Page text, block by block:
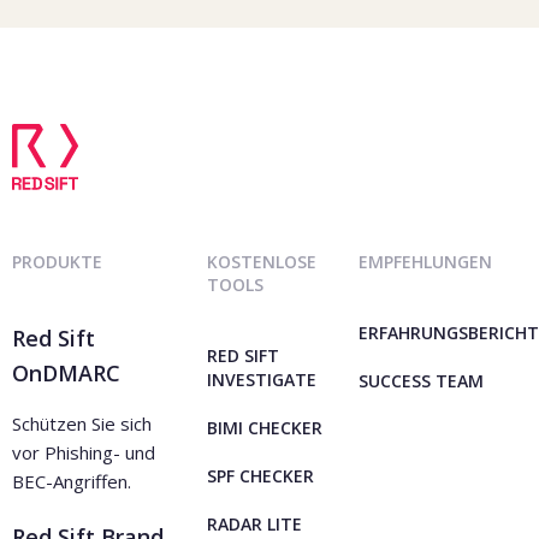
gespeichert und gemäß unserer
Datenschutzrichtlinie und geltender
Gesetze behandelt. Wenn Sie möchten,
dies bitte mit.
PRODUKTE
Red Sift
OnDMARC
Schützen Sie sich
vor Phishing- und
BEC-Angriffen.
KOSTENLOSE
TOOLS
RED SIFT
INVESTIGATE
BIMI CHECKER
SPF CHECKER
RADAR LITE
EMPFEHLUNGEN
SUCCESS TEAM